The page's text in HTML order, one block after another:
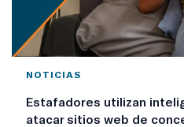
NOTICIAS
Estafadores utilizan
atacar sitios web de